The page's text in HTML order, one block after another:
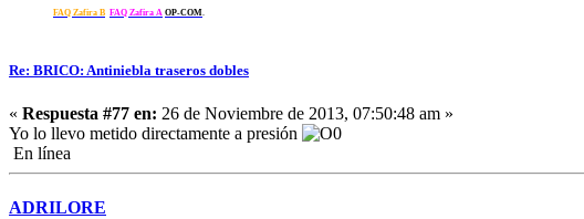
FAQ Zafira B FAQ Zafira A OP-COM.
Re: BRICO: Antiniebla traseros dobles
« Respuesta #77 en: 26 de Noviembre de 2013, 07:50:48 am »
Yo lo llevo metido directamente a presión
En línea
ADRILORE